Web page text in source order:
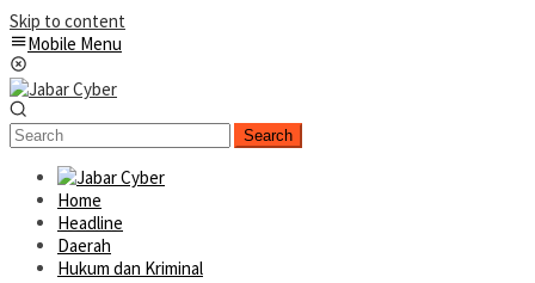
Skip to content
Mobile Menu
Search
Home
Headline
Daerah
Hukum dan Kriminal